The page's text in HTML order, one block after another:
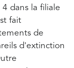
dans la filiale
fait
de
d'extinction